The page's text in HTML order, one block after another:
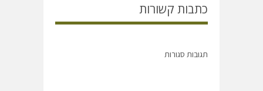
כתבות קשורות
תגובות סגורות